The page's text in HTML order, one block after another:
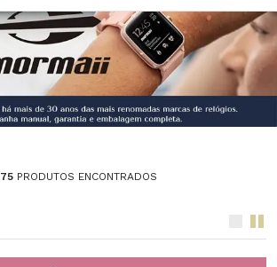
75PRODUTOS ENCONTRADOS